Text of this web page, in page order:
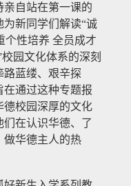
亲自站在第一课的
新同学们解读“诚
个性培养 全员成才
园文化体系的深刻
路蓝缕、艰辛探
通过这种专题报
德校园深厚的文化
在认识华德、了
做华德主人的热